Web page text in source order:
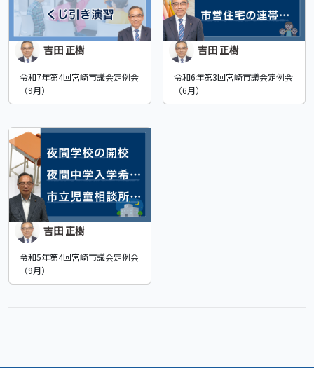
吉田 正樹
令和7年第4回宮崎市議会定例会
（9月）
吉田 正樹
令和6年第3回宮崎市議会定例会
（6月）
吉田 正樹
令和5年第4回宮崎市議会定例会
（9月）